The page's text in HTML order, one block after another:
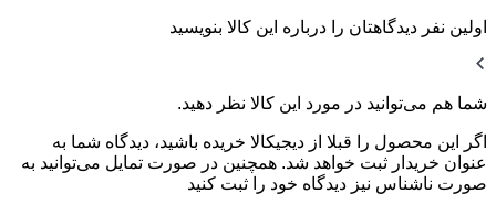
اولین نفر دیدگاهتان را درباره این کالا بنویسید
شما هم می‌توانید در مورد این کالا نظر دهید.
اگر این محصول را قبلا از دیجیکالا خریده باشید، دیدگاه شما به
عنوان خریدار ثبت خواهد شد. همچنین در صورت تمایل می‌توانید به
صورت ناشناس نیز دیدگاه خود را ثبت کنید